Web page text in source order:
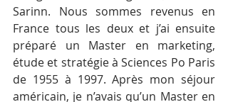
Sarinn. Nous sommes revenus en
France tous les deux et j’ai ensuite
préparé un Master en marketing,
étude et stratégie à Sciences Po Paris
de 1955 à 1997. Après mon séjour
américain, je n’avais qu’un Master en